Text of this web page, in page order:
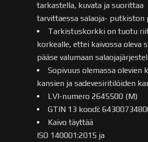
tarkastella, kuvata ja suorittaa
tarvittaessa salaoja- putkiston
Tarkistuskorkki on tuotu
korkealle, ettei kaivossa oleva
pääse valumaan
Sopivuus olemassa olevien
kansien ja sadevesiritilöiden
LVI-numero 2645500 (M)
GTIN 13 koodi:
Kaivo täyttää
ISO 140001:2015 ja